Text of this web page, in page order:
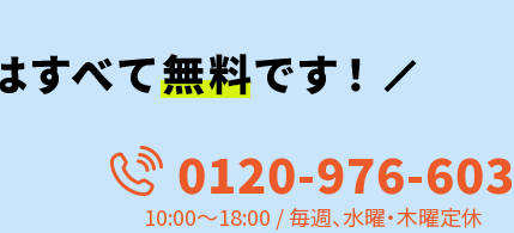
0120-976-603
10:00～18:00 / 毎週、水曜・木曜定休